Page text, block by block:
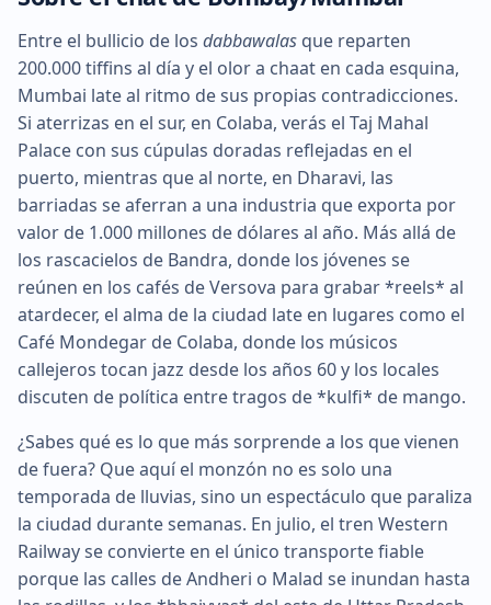
Entre el bullicio de los dabbawalas que reparten
200.000 tiffins al día y el olor a chaat en cada esquina,
Mumbai late al ritmo de sus propias contradicciones.
Si aterrizas en el sur, en Colaba, verás el Taj Mahal
Palace con sus cúpulas doradas reflejadas en el
puerto, mientras que al norte, en Dharavi, las
barriadas se aferran a una industria que exporta por
valor de 1.000 millones de dólares al año. Más allá de
los rascacielos de Bandra, donde los jóvenes se
reúnen en los cafés de Versova para grabar *reels* al
atardecer, el alma de la ciudad late en lugares como el
Café Mondegar de Colaba, donde los músicos
callejeros tocan jazz desde los años 60 y los locales
discuten de política entre tragos de *kulfi* de mango.
¿Sabes qué es lo que más sorprende a los que vienen
de fuera? Que aquí el monzón no es solo una
temporada de lluvias, sino un espectáculo que paraliza
la ciudad durante semanas. En julio, el tren Western
Railway se convierte en el único transporte fiable
porque las calles de Andheri o Malad se inundan hasta